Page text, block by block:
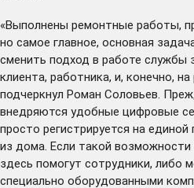
«Выполнены ремонтные работы,
но самое главное, основная
сменить подход в работе службы
клиента, работника, и, конечно,
подчеркнул Роман Соловьев.
внедряются удобные цифровые
просто регистрируется на единой
из дома. Если такой
здесь помогут сотрудники, либо
специально оборудованными